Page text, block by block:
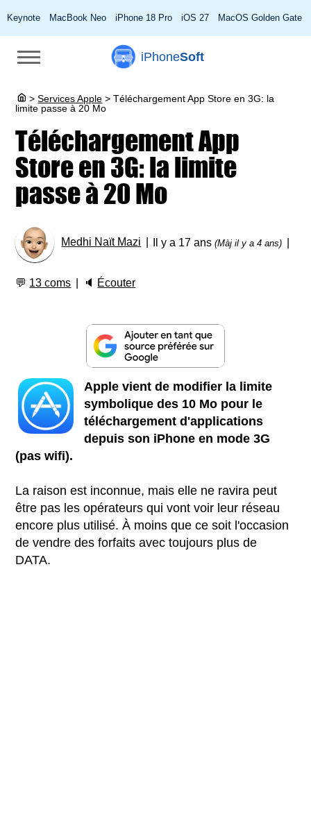
Keynote MacBook Neo iPhone 18 Pro iOS 27 MacOS Golden Gate
iPhoneSoft
> Services Apple > Téléchargement App Store en 3G: la
limite passe à 20 Mo
Téléchargement App
Store en 3G: la limite
passe à 20 Mo
Medhi Naït Mazi Il y a 17 ans(Màj il y a 4 ans)
💬 13 coms 🔈 Écouter
Apple vient de modifier la limite
symbolique des 10 Mo pour le
téléchargement d'applications
depuis son iPhone en mode 3G
(pas wifi).
La raison est inconnue, mais elle ne ravira peut
être pas les opérateurs qui vont voir leur réseau
encore plus utilisé. À moins que ce soit l'occasion
de vendre des forfaits avec toujours plus de
DATA.